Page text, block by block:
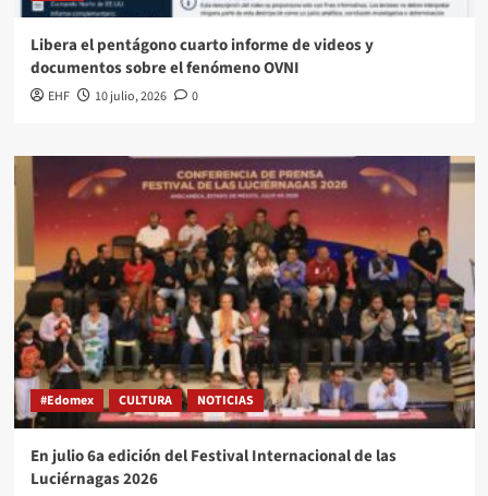
Libera el pentágono cuarto informe de videos y
documentos sobre el fenómeno OVNI
EHF 10 julio, 2026 0
#Edomex CULTURA NOTICIAS
En julio 6a edición del Festival Internacional de las
Luciérnagas 2026